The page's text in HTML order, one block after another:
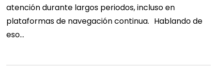
atención durante largos periodos, incluso en
plataformas de navegación continua. Hablando de
eso…